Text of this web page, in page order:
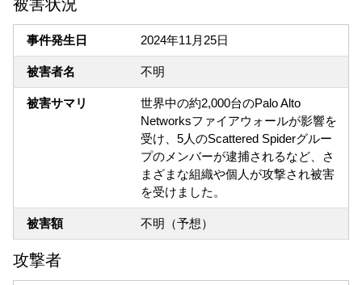
事件発生日 2024年11月25日
被害者名 不明
被害サマリ
世界中の約2,000台のPalo Alto
Networksファイアウォールが影響を
受け、5人のScattered Spiderグルー
プのメンバーが逮捕されるなど、さ
まざまな組織や個人が攻撃され被害
を受けました。
被害額 不明（予想）
攻撃者